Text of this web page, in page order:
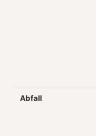
Abfall